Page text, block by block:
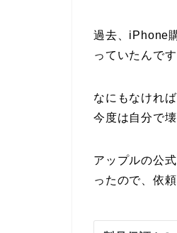
過去、iPhone
っていたんで
なにもなけれ
今度は自分で
アップルの公
ったので、依